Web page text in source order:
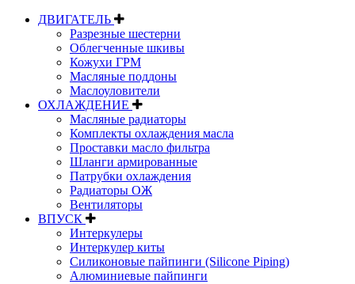
ДВИГАТЕЛЬ
Разрезные шестерни
Облегченные шкивы
Кожухи ГРМ
Масляные поддоны
Маслоуловители
ОХЛАЖДЕНИЕ
Масляные радиаторы
Комплекты охлаждения масла
Проставки масло фильтра
Шланги армированные
Патрубки охлаждения
Радиаторы ОЖ
Вентиляторы
ВПУСК
Интеркулеры
Интеркулер киты
Силиконовые пайпинги (Silicone Piping)
Алюминиевые пайпинги